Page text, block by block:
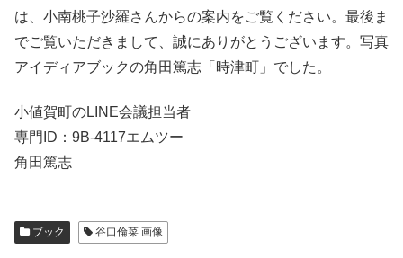
は、小南桃子沙羅さんからの案内をご覧ください。最後ま
でご覧いただきまして、誠にありがとうございます。写真
アイディアブックの角田篤志「時津町」でした。
小値賀町のLINE会議担当者
専門ID：9B-4117エムツー
角田篤志
ブック 谷口倫菜 画像